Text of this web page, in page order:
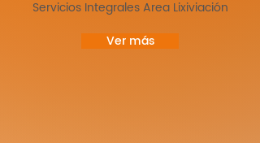
Servicios Integrales Area Lixiviación
Ver más